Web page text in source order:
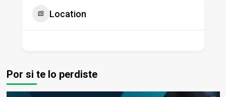
Location
Por si te lo perdiste